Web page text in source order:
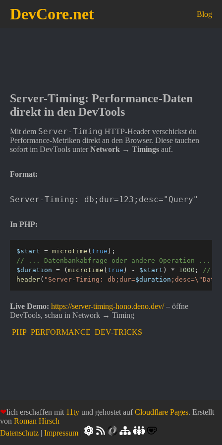
DevCore.net Blog
Server-Timing: Performance-Daten
direkt in den DevTools
Mit dem Server-Timing HTTP-Header verschickst du
Performance-Metriken direkt an den Browser. Diese tauchen
sofort im DevTools unterNetwork → Timings auf.
Format:
In PHP:
$start = microtime ( true ) ;
// ... Datenbankabfrage oder andere Operation ...
$duration = ( microtime ( true ) - $start ) * 1000 ;
//
header( "Server-Timing: db;dur=$duration
Live Demo: https://server-timing-hono.deno.dev/– öffne
DevTools, schau in Network → Timing
PHP PERFORMANCE DEV-TRICKS
❤lich erschaffen mit 11ty und gehostet aufCloudflare Pages. Erstellt
von Roman Hirsch
Datenschutz | Impressum |